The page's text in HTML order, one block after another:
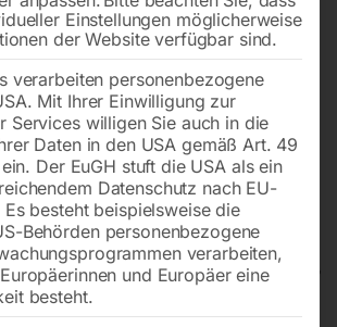
Einstellungen möglicherweise
der Website verfügbar sind.
verarbeiten personenbezogene
Mit Ihrer Einwilligung zur
Services willigen Sie auch in die
Daten in den USA gemäß Art. 49
Der EuGH stuft die USA als ein
Datenschutz nach EU-
besteht beispielsweise die
Behörden personenbezogene
verarbeiten,
und Europäer eine
besteht.